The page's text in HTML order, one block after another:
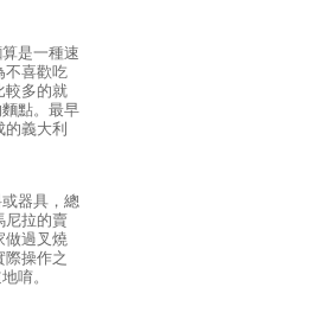
是一種速
不喜歡吃
較多的就
點。最早
義大利
器具，總
尼拉的賣
做過叉燒
際操作之
唷。